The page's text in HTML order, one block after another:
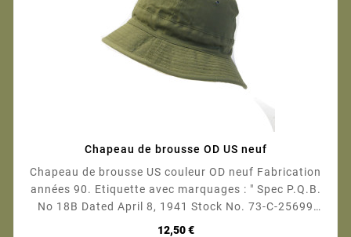
Chapeau de brousse OD US neuf
Chapeau de brousse US couleur OD neuf Fabrication
années 90. Etiquette avec marquages : " Spec P.Q.B.
No 18B Dated April 8, 1941 Stock No. 73-C-25699
12,50 €Prix